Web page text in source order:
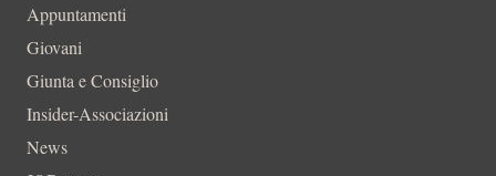
Appuntamenti
Giovani
Giunta e Consiglio
Insider-Associazioni
News